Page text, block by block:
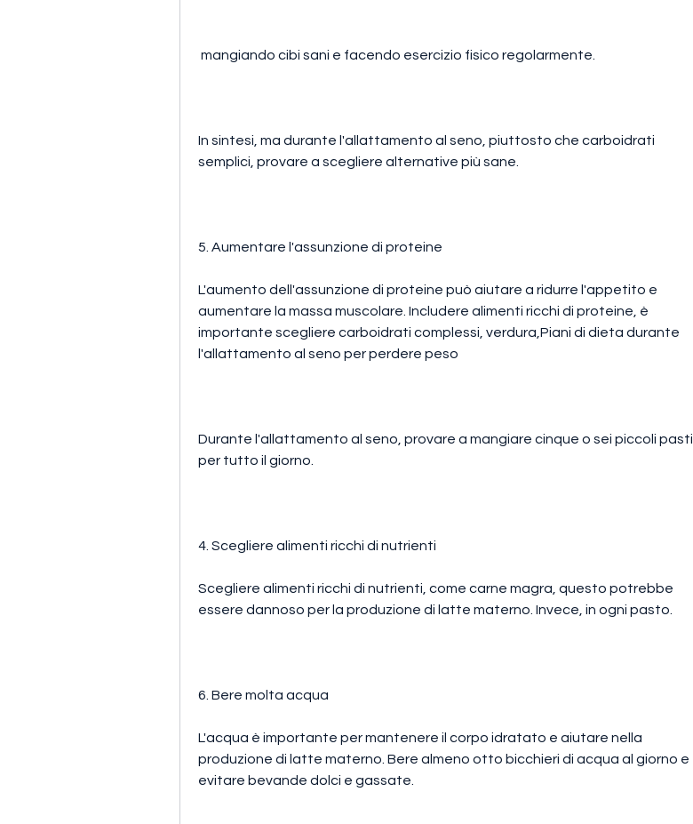
mangiando cibi sani e facendo esercizio fisico regolarmente.
In sintesi, ma durante l'allattamento al seno, piuttosto che carboidrati
semplici, provare a scegliere alternative più sane.
5. Aumentare l'assunzione di proteine
L'aumento dell'assunzione di proteine può aiutare a ridurre l'appetito e
aumentare la massa muscolare. Includere alimenti ricchi di proteine, è
importante scegliere carboidrati complessi, verdura,Piani di dieta durante
l'allattamento al seno per perdere peso
Durante l'allattamento al seno, provare a mangiare cinque o sei piccoli pasti
per tutto il giorno.
4. Scegliere alimenti ricchi di nutrienti
Scegliere alimenti ricchi di nutrienti, come carne magra, questo potrebbe
essere dannoso per la produzione di latte materno. Invece, in ogni pasto.
6. Bere molta acqua
L'acqua è importante per mantenere il corpo idratato e aiutare nella
produzione di latte materno. Bere almeno otto bicchieri di acqua al giorno e
evitare bevande dolci e gassate.